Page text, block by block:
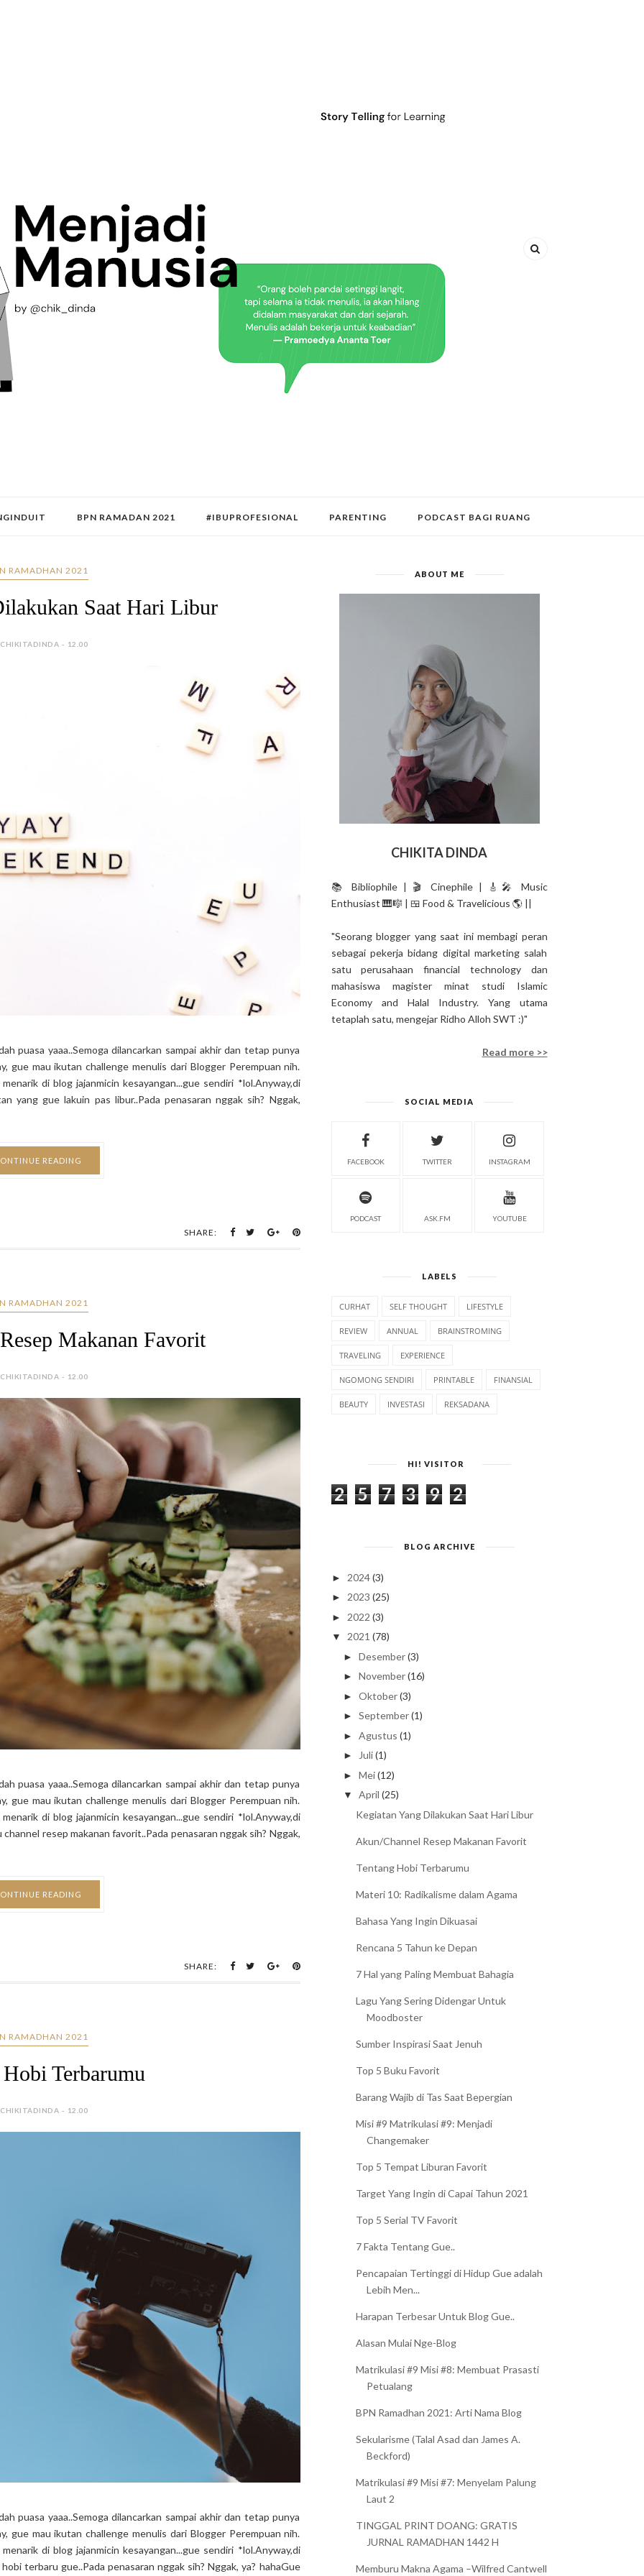
BPN RAMADAN 2021 #IBUPROFESIONAL PARENTING PODCAST BAGI RUANG
RAMADHAN 2021
Saat Hari Libur
- 12.00
puasa yaaa..Semoga dilancarkan sampai akhir dan tetap punya
gue mau ikutan challenge menulis dari Blogger Perempuan nih.
di blog jajanmicin kesayangan...gue sendiri *lol.Anyway,di
yang gue lakuin pas libur..Pada penasaran nggak sih? Nggak,
READING
SHARE:
RAMADHAN 2021
Makanan Favorit
- 12.00
puasa yaaa..Semoga dilancarkan sampai akhir dan tetap punya
gue mau ikutan challenge menulis dari Blogger Perempuan nih.
di blog jajanmicin kesayangan...gue sendiri *lol.Anyway,di
resep makanan favorit..Pada penasaran nggak sih? Nggak,
READING
SHARE:
RAMADHAN 2021
Terbarumu
- 12.00
puasa yaaa..Semoga dilancarkan sampai akhir dan tetap punya
gue mau ikutan challenge menulis dari Blogger Perempuan nih.
di blog jajanmicin kesayangan...gue sendiri *lol.Anyway,di
terbaru gue..Pada penasaran nggak sih? Nggak, ya? hahaGue
ABOUT ME
CHIKITA DINDA
📚 Bibliophile | 🎬 Cinephile | 🎸🎤 Music
Enthusiast 🎹🎼 | 🍱 Food & Travelicious 🌎 ||
"Seorang blogger yang saat ini membagi peran
sebagai pekerja bidang digital marketing salah
satu perusahaan financial technology dan
mahasiswa magister minat studi Islamic
Economy and Halal Industry. Yang utama
tetaplah satu, mengejar Ridho Alloh SWT :)"
Read more >>
SOCIAL MEDIA
FACEBOOK TWITTER INSTAGRAM
PODCAST ASK.FM YOUTUBE
LABELS
CURHAT SELF THOUGHT LIFESTYLE
REVIEW ANNUAL BRAINSTROMING
TRAVELING EXPERIENCE
NGOMONG SENDIRI PRINTABLE FINANSIAL
BEAUTY INVESTASI REKSADANA
HI! VISITOR
2 5 7 3 9 2
BLOG ARCHIVE
► 2024 (3)
► 2023 (25)
► 2022 (3)
▼ 2021 (78)
►Desember(3)
►November(16)
►Oktober(3)
►September(1)
►Agustus (1)
► Juli(1)
►Mei(12)
▼ April (25)
Kegiatan Yang Dilakukan Saat Hari Libur
Akun/Channel Resep Makanan Favorit
Tentang Hobi Terbarumu
Materi 10: Radikalisme dalam Agama
Bahasa Yang Ingin Dikuasai
Rencana 5 Tahun ke Depan
7 Hal yang Paling Membuat Bahagia
Lagu Yang Sering Didengar Untuk
Moodboster
Sumber Inspirasi Saat Jenuh
Top 5 Buku Favorit
Barang Wajib di Tas Saat Bepergian
Misi #9 Matrikulasi #9: Menjadi
Changemaker
Top 5 Tempat Liburan Favorit
Target Yang Ingin di Capai Tahun 2021
Top 5 Serial TV Favorit
7 Fakta Tentang Gue..
Pencapaian Tertinggi di Hidup Gue adalah
Lebih Men...
Harapan Terbesar Untuk Blog Gue..
Alasan Mulai Nge-Blog
Matrikulasi #9 Misi #8: Membuat Prasasti
Petualang
BPN Ramadhan 2021: Arti Nama Blog
Sekularisme (Talal Asad dan James A.
Beckford)
Matrikulasi #9 Misi #7: Menyelam Palung
Laut 2
TINGGAL PRINT DOANG: GRATIS
JURNAL RAMADHAN 1442 H
Memburu Makna Agama –Wilfred Cantwell